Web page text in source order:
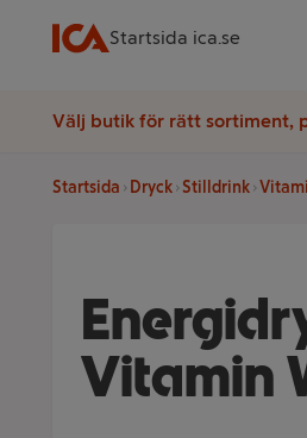
Startsida ica.se
Välj butik för rätt sortiment,
Startsida Dryck Stilldrink
Vitamin